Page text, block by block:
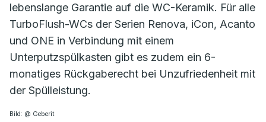
lebenslange Garantie auf die WC-Keramik. Für alle
TurboFlush-WCs der Serien Renova, iCon, Acanto
und ONE in Verbindung mit einem
Unterputzspülkasten gibt es zudem ein 6-
monatiges Rückgaberecht bei Unzufriedenheit mit
der Spülleistung.
Bild: @ Geberit